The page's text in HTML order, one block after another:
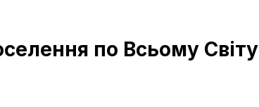
по Всьому Світу